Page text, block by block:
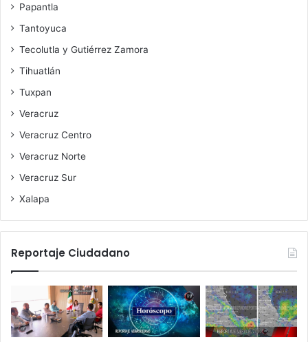
Papantla
Tantoyuca
Tecolutla y Gutiérrez Zamora
Tihuatlán
Tuxpan
Veracruz
Veracruz Centro
Veracruz Norte
Veracruz Sur
Xalapa
Reportaje Ciudadano